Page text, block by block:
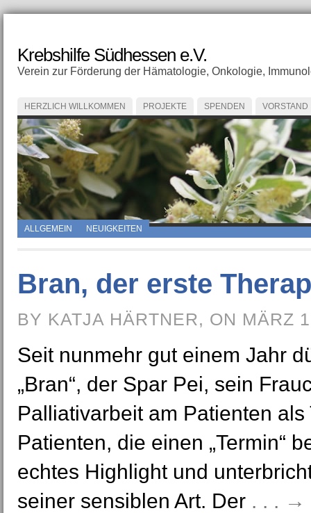
Krebshilfe Südhessen e.V.
Verein zur Förderung der Hämatologie, Onkologie,
HERZLICH WILLKOMMEN PROJEKTE SPENDEN VORSTAND
ALLGEMEIN NEUIGKEITEN
Bran, der erste
BY KATJA HÄRTNER, ON MÄRZ
Seit nunmehr gut einem Jahr
„Bran“, der Spar Pei, sein
Palliativarbeit am Patienten
Patienten, die einen „Termin“
echtes Highlight und
seiner sensiblen Art. Der . . . →